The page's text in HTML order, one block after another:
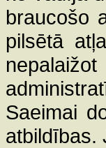
braucošo
pilsētā
Saeimai
atbildības.